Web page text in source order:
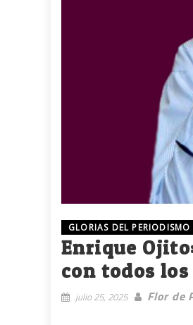
GLORIAS DEL
Enrique
con todos los
julio 25, 2025 Flor de